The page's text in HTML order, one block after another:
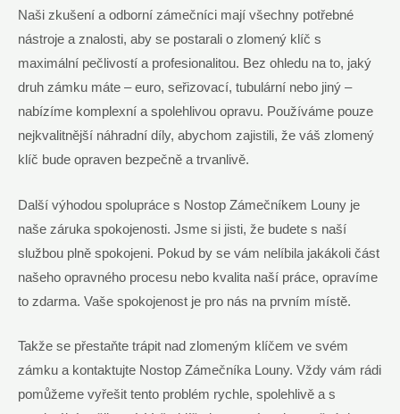
Naši zkušení a odborní zámečníci mají všechny potřebné
nástroje a znalosti, aby se postarali o zlomený klíč s
maximální pečlivostí a profesionalitou. Bez ohledu na to, jaký
druh zámku máte – euro, seřizovací, tubulární nebo jiný –
nabízíme komplexní a spolehlivou opravu. Používáme pouze
nejkvalitnější náhradní díly, abychom zajistili, že váš zlomený
klíč bude opraven bezpečně a trvanlivě.
Další výhodou spolupráce s Nostop Zámečníkem Louny je
naše záruka spokojenosti. Jsme si jisti, že budete s naší
službou plně spokojeni. Pokud by se vám nelíbila jakákoli část
našeho opravného procesu nebo kvalita naší práce, opravíme
to zdarma. Vaše spokojenost je pro nás na prvním místě.
Takže se přestaňte trápit nad zlomeným klíčem ve svém
zámku a kontaktujte Nostop Zámečníka Louny. Vždy vám rádi
pomůžeme vyřešit tento problém rychle, spolehlivě a s